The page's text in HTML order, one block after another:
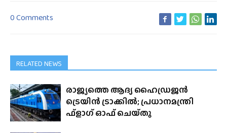
0 Comments
RELATED NEWS
രാജ്യത്തെ ആദ്യ ഹൈഡ്രജൻ
ട്രെയിൻ ട്രാക്കിൽ; പ്രധാനമന്ത്രി
ഫ്‌ളാഗ് ഓഫ് ചെയ്‌തു